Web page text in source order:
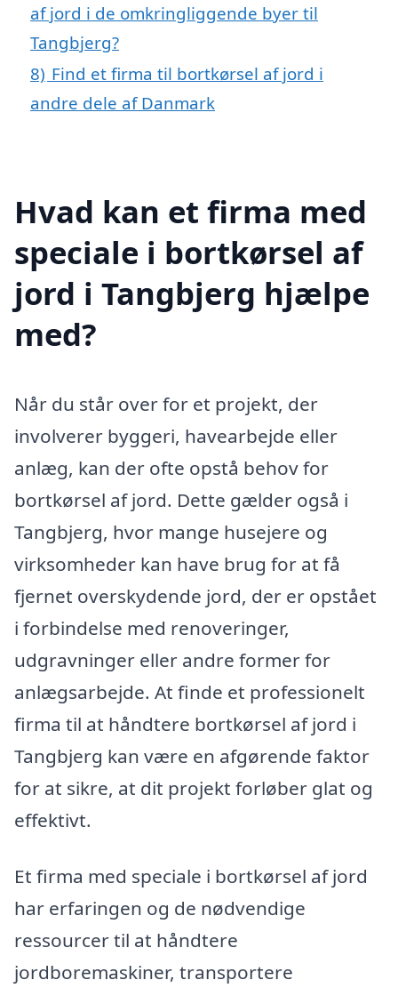
af jord i de omkringliggende byer til
Tangbjerg?
8) Find et firma til bortkørsel af jord i
andre dele af Danmark
Hvad kan et firma med
speciale i bortkørsel af
jord i Tangbjerg hjælpe
med?
Når du står over for et projekt, der
involverer byggeri, havearbejde eller
anlæg, kan der ofte opstå behov for
bortkørsel af jord. Dette gælder også i
Tangbjerg, hvor mange husejere og
virksomheder kan have brug for at få
fjernet overskydende jord, der er opstået
i forbindelse med renoveringer,
udgravninger eller andre former for
anlægsarbejde. At finde et professionelt
firma til at håndtere bortkørsel af jord i
Tangbjerg kan være en afgørende faktor
for at sikre, at dit projekt forløber glat og
effektivt.
Et firma med speciale i bortkørsel af jord
har erfaringen og de nødvendige
ressourcer til at håndtere
jordboremaskiner, transportere